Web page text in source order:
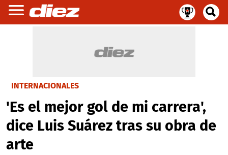
INTERNACIONALES
'Es el mejor gol de mi carrera',
dice Luis Suárez tras su obra de
arte